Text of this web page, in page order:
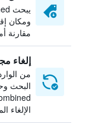
ومكان
مقارنة
إلغاء
من
البحث
الإلغاء